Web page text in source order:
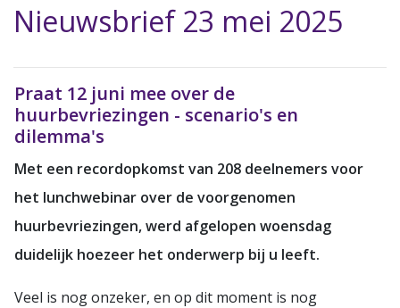
Nieuwsbrief 23 mei 2025
Praat 12 juni mee over de
huurbevriezingen - scenario's en
dilemma's
Met een recordopkomst van 208 deelnemers voor
het lunchwebinar over de voorgenomen
huurbevriezingen, werd afgelopen woensdag
duidelijk hoezeer het onderwerp bij u leeft.
Veel is nog onzeker, en op dit moment is nog